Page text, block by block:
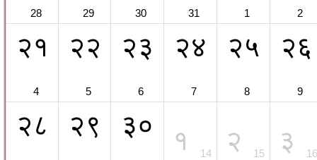
28 29 30 31 1 2
२१
4
२२
5
२३
6
२४
7
२५
8
२६
9
२८ २९ ३० १ 14 २ 15 ३ 16